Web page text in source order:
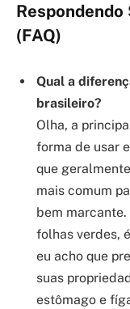
(FAQ)
Qual a
brasileiro?
Olha, a
forma de usar
que
mais comum
bem
folhas verdes,
eu acho que
suas
estômago e